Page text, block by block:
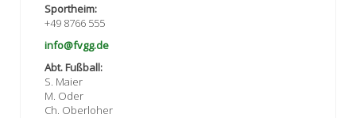
Sportheim:
+49 8766 555
info@fvgg.de
Abt. Fußball:
S. Maier
M. Oder
Ch. Oberloher